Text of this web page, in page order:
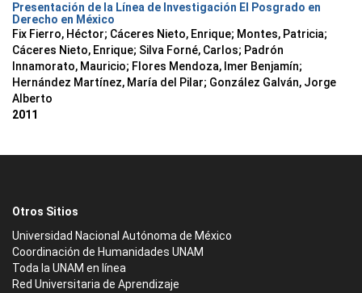
Presentación de la Línea de Investigación El Posgrado en
Derecho en México
Fix Fierro, Héctor; Cáceres Nieto, Enrique; Montes, Patricia;
Cáceres Nieto, Enrique; Silva Forné, Carlos; Padrón
Innamorato, Mauricio; Flores Mendoza, Imer Benjamín;
Hernández Martínez, María del Pilar; González Galván, Jorge
Alberto
2011
Otros Sitios
Universidad Nacional Autónoma de México
Coordinación de Humanidades UNAM
Toda la UNAM en línea
Red Universitaria de Aprendizaje